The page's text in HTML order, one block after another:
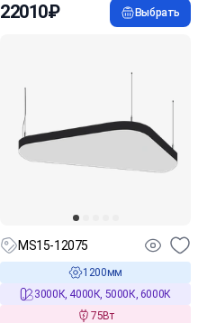
22010₽ Выбрать
MS15-12075
1200мм
3000К, 4000К, 5000К, 6000К
75Вт